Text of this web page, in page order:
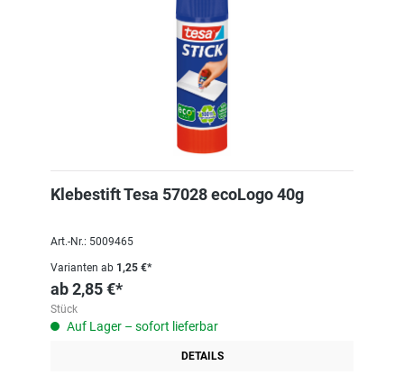
Klebestift Tesa 57028 ecoLogo 40g
Art.-Nr.: 5009465
Varianten ab 1,25 €*
ab2,85 €*
Stück
Auf Lager – sofort lieferbar
DETAILS